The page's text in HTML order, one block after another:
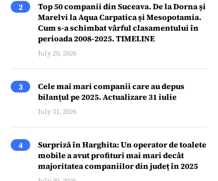
2
Top 50 companii din Suceava. De la Dorna și
Marelvi la Aqua Carpatica și Mesopotamia.
Cum s-a schimbat vârful clasamentului în
perioada 2008-2025. TIMELINE
July 20, 2026
3
Cele mai mari companii care au depus
bilanțul pe 2025. Actualizare 31 iulie
July 31, 2026
4
Surpriză în Harghita: Un operator de toalete
mobile a avut profituri mai mari decât
majoritatea companiilor din județ în 2025